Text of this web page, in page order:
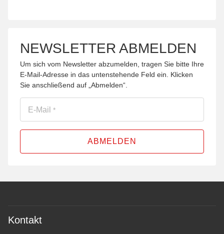
NEWSLETTER ABMELDEN
Um sich vom Newsletter abzumelden, tragen Sie bitte Ihre
E-Mail-Adresse in das untenstehende Feld ein. Klicken
Sie anschließend auf „Abmelden“.
E-Mail *
ABMELDEN
Kontakt